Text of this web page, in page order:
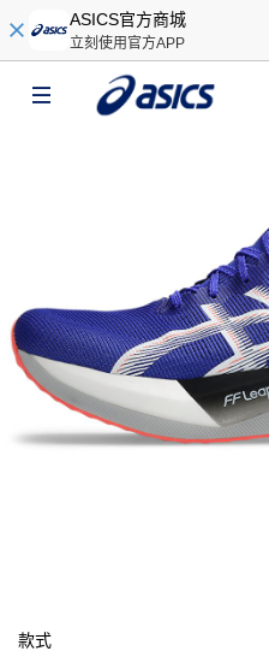
ASICS官方商城
立刻使用官方APP
款式